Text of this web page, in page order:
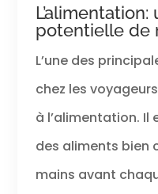
potentielle de
L’une des
chez les
à l’alimentation. Il
des aliments bien
mains avant